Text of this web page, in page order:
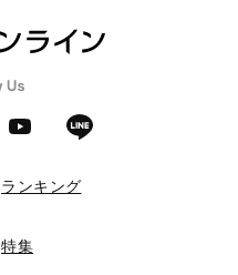
ランキング
特集